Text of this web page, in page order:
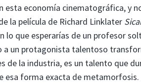
esta economía cinematográfica, y
la película de Richard Linklater
lo que esperarías de un profesor
a un protagonista talentoso
de la industria, es un talento que
esa forma exacta de